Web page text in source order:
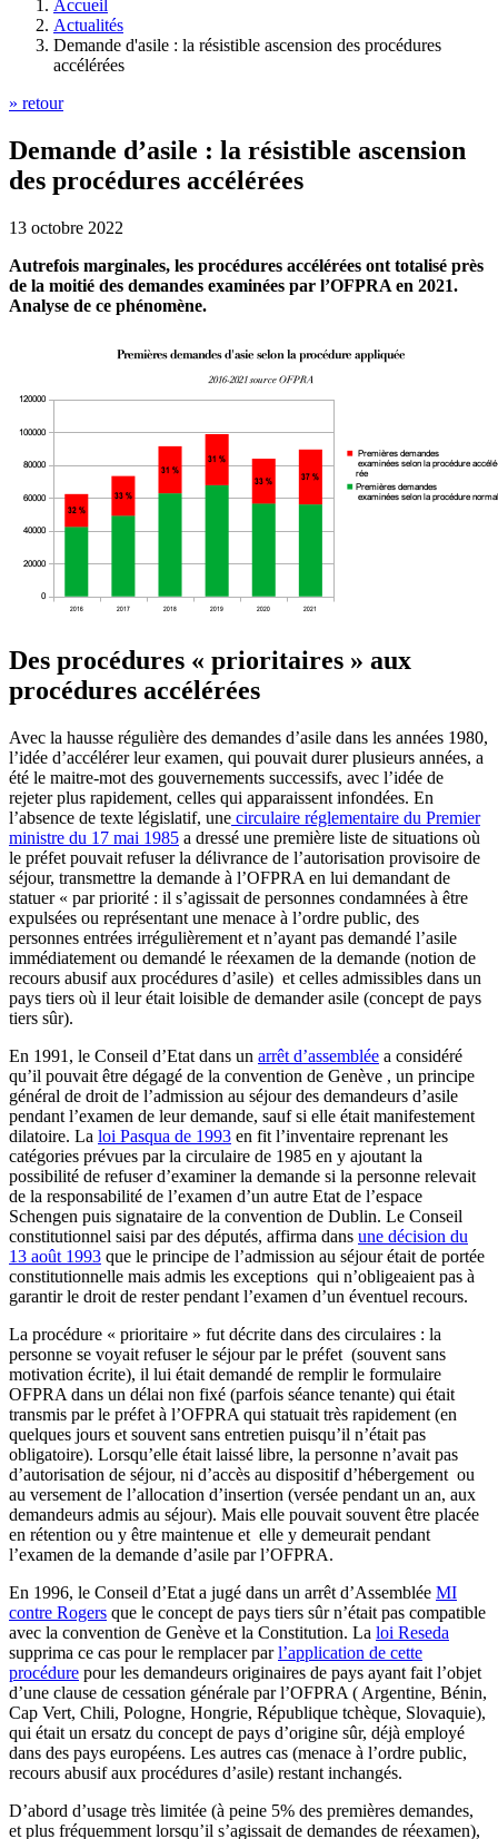
Accueil
Actualités
Demande d'asile : la résistible ascension des procédures
accélérées
» retour
Demande d’asile : la résistible ascension
des procédures accélérées
13 octobre 2022
Autrefois marginales, les procédures accélérées ont totalisé près
de la moitié des demandes examinées par l’OFPRA en 2021.
Analyse de ce phénomène.
Des procédures « prioritaires » aux
procédures accélérées
Avec la hausse régulière des demandes d’asile dans les années 1980,
l’idée d’accélérer leur examen, qui pouvait durer plusieurs années, a
été le maitre-mot des gouvernements successifs, avec l’idée de
rejeter plus rapidement, celles qui apparaissent infondées. En
l’absence de texte législatif, une circulaire réglementaire du Premier
ministre du 17 mai 1985 a dressé une première liste de situations où
le préfet pouvait refuser la délivrance de l’autorisation provisoire de
séjour, transmettre la demande à l’OFPRA en lui demandant de
statuer « par priorité : il s’agissait de personnes condamnées à être
expulsées ou représentant une menace à l’ordre public, des
personnes entrées irrégulièrement et n’ayant pas demandé l’asile
immédiatement ou demandé le réexamen de la demande (notion de
recours abusif aux procédures d’asile) et celles admissibles dans un
pays tiers où il leur était loisible de demander asile (concept de pays
tiers sûr).
En 1991, le Conseil d’Etat dans un arrêt d’assemblée a considéré
qu’il pouvait être dégagé de la convention de Genève , un principe
général de droit de l’admission au séjour des demandeurs d’asile
pendant l’examen de leur demande, sauf si elle était manifestement
dilatoire. La loi Pasqua de 1993 en fit l’inventaire reprenant les
catégories prévues par la circulaire de 1985 en y ajoutant la
possibilité de refuser d’examiner la demande si la personne relevait
de la responsabilité de l’examen d’un autre Etat de l’espace
Schengen puis signataire de la convention de Dublin. Le Conseil
constitutionnel saisi par des députés, affirma dans une décision du
13 août 1993 que le principe de l’admission au séjour était de portée
constitutionnelle mais admis les exceptions qui n’obligeaient pas à
garantir le droit de rester pendant l’examen d’un éventuel recours.
La procédure « prioritaire » fut décrite dans des circulaires : la
personne se voyait refuser le séjour par le préfet (souvent sans
motivation écrite), il lui était demandé de remplir le formulaire
OFPRA dans un délai non fixé (parfois séance tenante) qui était
transmis par le préfet à l’OFPRA qui statuait très rapidement (en
quelques jours et souvent sans entretien puisqu’il n’était pas
obligatoire). Lorsqu’elle était laissé libre, la personne n’avait pas
d’autorisation de séjour, ni d’accès au dispositif d’hébergement ou
au versement de l’allocation d’insertion (versée pendant un an, aux
demandeurs admis au séjour). Mais elle pouvait souvent être placée
en rétention ou y être maintenue et elle y demeurait pendant
l’examen de la demande d’asile par l’OFPRA.
En 1996, le Conseil d’Etat a jugé dans un arrêt d’Assemblée MI
contre Rogers que le concept de pays tiers sûr n’était pas compatible
avec la convention de Genève et la Constitution. La loi Reseda
supprima ce cas pour le remplacer parl’application de cette
procédure pour les demandeurs originaires de pays ayant fait l’objet
d’une clause de cessation générale par l’OFPRA ( Argentine, Bénin,
Cap Vert, Chili, Pologne, Hongrie, République tchèque, Slovaquie),
qui était un ersatz du concept de pays d’origine sûr, déjà employé
dans des pays européens. Les autres cas (menace à l’ordre public,
recours abusif aux procédures d’asile) restant inchangés.
D’abord d’usage très limitée (à peine 5% des premières demandes,
et plus fréquemment lorsqu’il s’agissait de demandes de réexamen),